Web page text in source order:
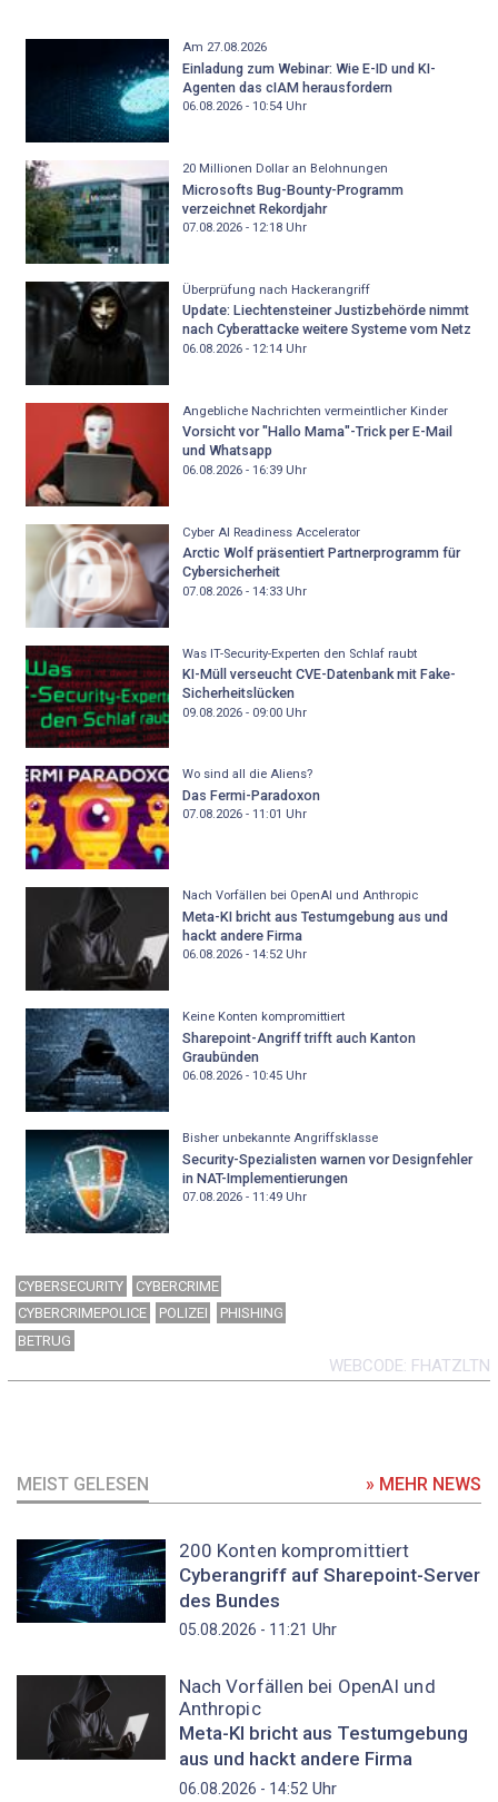
Am 27.08.2026
Einladung zum Webinar: Wie E-ID und KI-
Agenten das cIAM herausfordern
06.08.2026 - 10:54Uhr
20 Millionen Dollar an Belohnungen
Microsofts Bug-Bounty-Programm
verzeichnet Rekordjahr
07.08.2026 - 12:18Uhr
Überprüfung nach Hackerangriff
Update: Liechtensteiner Justizbehörde nimmt
nach Cyberattacke weitere Systeme vom Netz
06.08.2026 - 12:14Uhr
Angebliche Nachrichten vermeintlicher Kinder
Vorsicht vor "Hallo Mama"-Trick per E-Mail
und Whatsapp
06.08.2026 - 16:39Uhr
Cyber AI Readiness Accelerator
Arctic Wolf präsentiert Partnerprogramm für
Cybersicherheit
07.08.2026 - 14:33Uhr
Was IT-Security-Experten den Schlaf raubt
KI-Müll verseucht CVE-Datenbank mit Fake-
Sicherheitslücken
09.08.2026 - 09:00Uhr
Wo sind all die Aliens?
Das Fermi-Paradoxon
07.08.2026 - 11:01 Uhr
Nach Vorfällen bei OpenAI und Anthropic
Meta-KI bricht aus Testumgebung aus und
hackt andere Firma
06.08.2026 - 14:52Uhr
Keine Konten kompromittiert
Sharepoint-Angriff trifft auch Kanton
Graubünden
06.08.2026 - 10:45Uhr
Bisher unbekannte Angriffsklasse
Security-Spezialisten warnen vor Designfehler
in NAT-Implementierungen
07.08.2026 - 11:49Uhr
CYBERSECURITY
CYBERCRIME
CYBERCRIMEPOLICE
POLIZEI
PHISHING
BETRUG
WEBCODE FHATZLTN
MEIST GELESEN » MEHR NEWS
200 Konten kompromittiert
Cyberangriff auf Sharepoint-Server
des Bundes
05.08.2026 - 11:21 Uhr
Nach Vorfällen bei OpenAI und
Anthropic
Meta-KI bricht aus Testumgebung
aus und hackt andere Firma
06.08.2026 - 14:52Uhr